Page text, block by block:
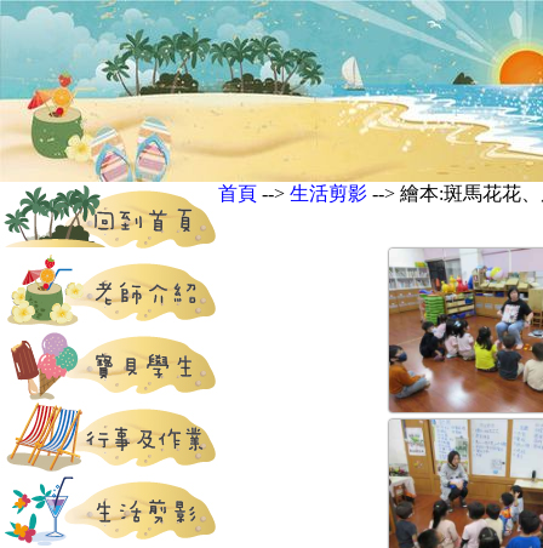
首頁 --> 生活剪影 --> 繪本:斑馬花花